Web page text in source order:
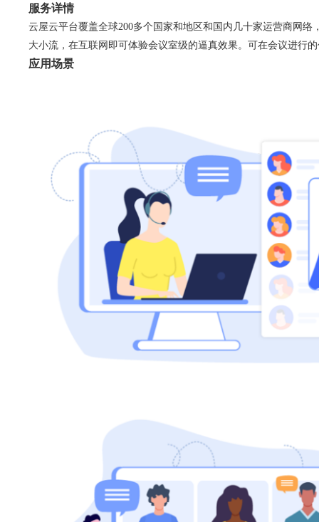
服务详情
云屋云平台覆盖全球200多个国家和地区和国内几十家运营商网
大小流，在互联网即可体验会议室级的逼真效果。可在会议进行
应用场景